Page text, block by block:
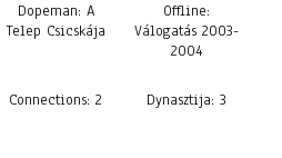
Dopeman: A
Telep Csicskája
Offline:
Válogatás 2003-
2004
Connections: 2 Dynasztija: 3